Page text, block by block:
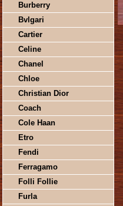
Burberry
Bvlgari
Cartier
Celine
Chanel
Chloe
Christian Dior
Coach
Cole Haan
Etro
Fendi
Ferragamo
Folli Follie
Furla